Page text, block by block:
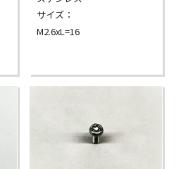
サイズ：
M2.6xL=16